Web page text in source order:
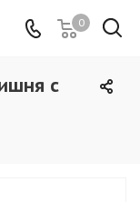
0
с